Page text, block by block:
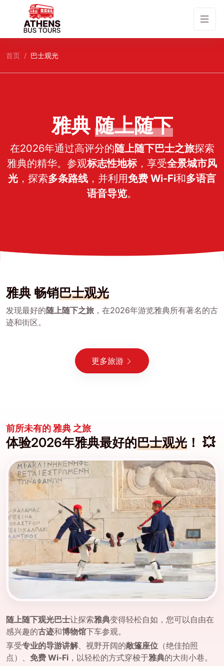
首页 巴士观光
雅典随上随下
在2026年通过高评分的随上随下巴士之旅探索
雅典的精华。参观标志性地标，享受全景城市风
光 ，探索多条路线 ，并利用免费 Wi-Fi和多语言
语音导览。
雅典 畅销巴士观光
发现最好的随上随下之旅 ，在2026年游览雅典所有著名的古
迹和街区。
更多旅游
前所未有的 雅典 之旅
体验2026年雅典最好的巴士观光 ！ 💥
随上随下观光巴士让探索雅典变得轻松自如，您可以自由在
感兴趣的古迹和博物馆下车参观。
享受专业的导游讲解、视野开阔的敞篷座位 （绝佳拍照
点）、 免费 Wi-Fi ，以轻松的方式穿梭于雅典的大街小巷。